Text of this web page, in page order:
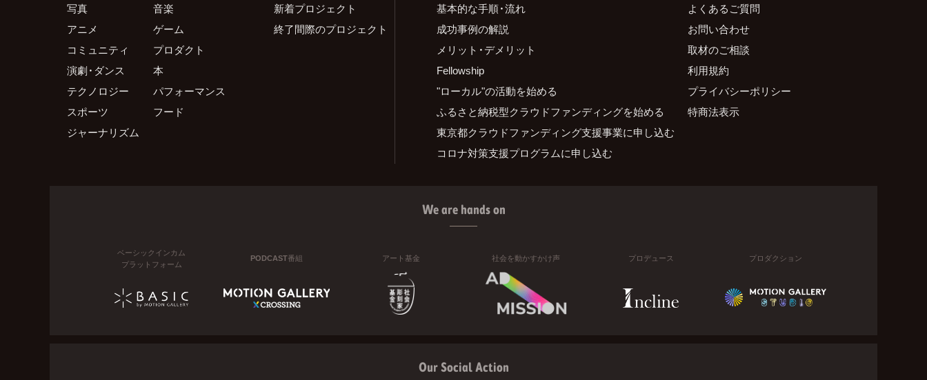
写真
音楽
アニメ
ゲーム
コミュニティ
プロダクト
演劇・ダンス
本
テクノロジー
パフォーマンス
スポーツ
フード
ジャーナリズム
新着プロジェクト
終了間際のプロジェクト
基本的な手順・流れ
成功事例の解説
メリット・デメリット
Fellowship
"ローカル"の活動を始める
ふるさと納税型クラウドファンディングを始める
東京都クラウドファンディング支援事業に申し込む
コロナ対策支援プログラムに申し込む
よくあるご質問
お問い合わせ
取材のご相談
利用規約
プライバシーポリシー
特商法表示
We are hands on
ベーシックインカム
プラットフォーム
PODCAST番組 アート基金 社会を動かすかけ声 プロデュース プロダクション
Our Social Action